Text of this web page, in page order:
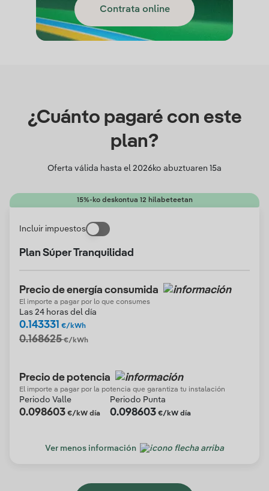
Contrata online
¿Cuánto pagaré con este
plan?
Oferta válida hasta el 2026ko abuztuaren 15a
15%-ko deskontua 12 hilabeteetan
Incluir impuestos
Plan Súper Tranquilidad
Precio de energía consumida
El importe a pagar por lo que consumes
Las 24 horas del día
0.143331 €/kWh
0.168625€/kWh
Precio de potencia
El importe a pagar por la potencia que garantiza tu instalación
Periodo Valle
0.098603 €/kW día
Periodo Punta
0.098603 €/kW día
Ver menos información